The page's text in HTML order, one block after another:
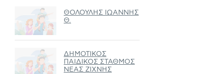
ΘΟΛΟΥΛΗΣ ΙΩΑΝΝΗΣ
Θ.
ΔΗΜΟΤΙΚΟΣ
ΠΑΙΔΙΚΟΣ ΣΤΑΘΜΟΣ
ΝΕΑΣ ΖΙΧΝΗΣ